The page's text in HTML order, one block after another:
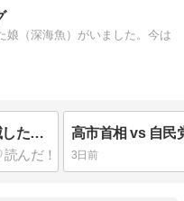
娘（深海魚）がいました。今は
片山財務相の交代説はこれで消滅した──「ユーロ売り円買い」を引き出した政権の外交力
3日前